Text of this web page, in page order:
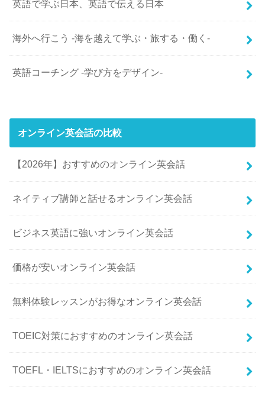
英語で学ぶ日本、英語で伝える日本
海外へ行こう -海を越えて学ぶ・旅する・働く-
英語コーチング -学び方をデザイン-
オンライン英会話の比較
【2026年】おすすめのオンライン英会話
ネイティブ講師と話せるオンライン英会話
ビジネス英語に強いオンライン英会話
価格が安いオンライン英会話
無料体験レッスンがお得なオンライン英会話
TOEIC対策におすすめのオンライン英会話
TOEFL・IELTSにおすすめのオンライン英会話